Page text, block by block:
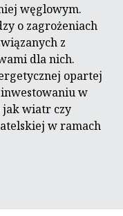
węglowym.
o zagrożeniach
z
dla nich.
opartej
w
jak wiatr czy
w ramach